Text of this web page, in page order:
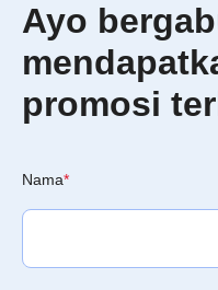
Ayo
promosi
Nama*